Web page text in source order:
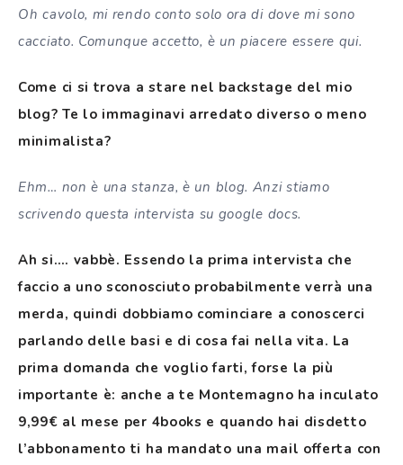
Oh cavolo, mi rendo conto solo ora di dove mi sono
cacciato. Comunque accetto, è un piacere essere qui.
Come ci si trova a stare nel backstage del mio
blog? Te lo immaginavi arredato diverso o meno
minimalista?
Ehm… non è una stanza, è un blog. Anzi stiamo
scrivendo questa intervista su google docs.
Ah si…. vabbè. Essendo la prima intervista che
faccio a uno sconosciuto probabilmente verrà una
merda, quindi dobbiamo cominciare a conoscerci
parlando delle basi e di cosa fai nella vita. La
prima domanda che voglio farti, forse la più
importante è: anche a te Montemagno ha inculato
9,99€ al mese per 4books e quando hai disdetto
l’abbonamento ti ha mandato una mail offerta con